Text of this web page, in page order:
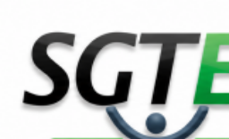
contenido